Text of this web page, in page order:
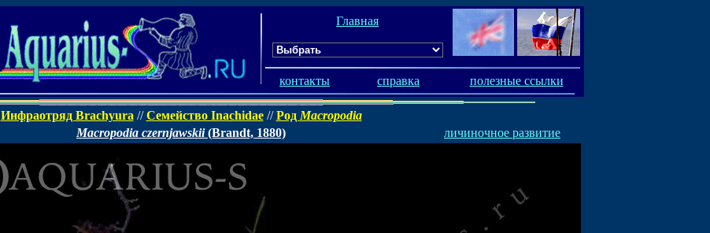
Главная
контакты справка полезные ссылки
Инфраотряд Brachyura //Семейство Inachidae//Род Macropodia
Macropodia czernjawskii(Brandt, 1880) личиночное развитие